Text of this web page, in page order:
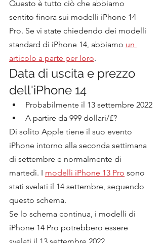
Questo è tutto ciò che abbiamo
sentito finora sui modelli iPhone 14
Pro. Se vi state chiedendo dei modelli
standard di iPhone 14, abbiamo un
articolo a parte per loro.
Data di uscita e prezzo
dell'iPhone 14
Probabilmente il 13 settembre 2022
A partire da 999 dollari/£?
Di solito Apple tiene il suo evento
iPhone intorno alla seconda settimana
di settembre e normalmente di
martedì. I modelli iPhone 13 Pro sono
stati svelati il 14 settembre, seguendo
questo schema.
Se lo schema continua, i modelli di
iPhone 14 Pro potrebbero essere